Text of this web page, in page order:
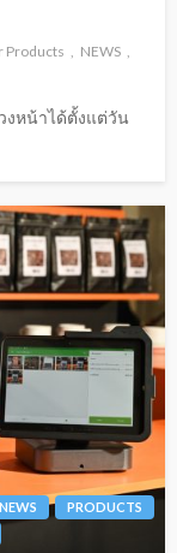
Products
NEWS
งหน้าได้ตั้งแต่วัน
NEWS
PRODUCTS